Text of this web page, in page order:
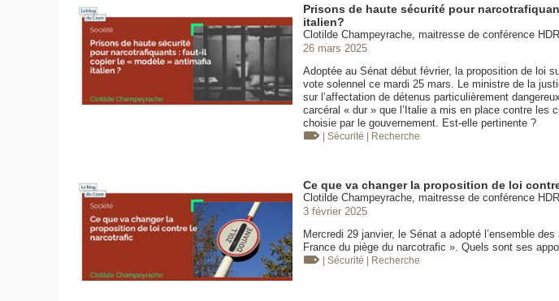
Prisons de haute sécurité pour
italien?
Clotilde Champeyrache, maitresse de conférence
26 mars 2025
Adoptée au Sénat début février, la proposition de loi
vote solennel ce mardi 25 mars. Le ministre de la
sur l’affectation de détenus particulièrement
carcéral « dur » que l’Italie a mis en place contre les
choisie par le gouvernement. Est-elle pertinente ?
| Sécurité | Recherche
Ce que va changer la proposition de loi
Clotilde Champeyrache, maitresse de conférence
3 février 2025
Mercredi 29 janvier, le Sénat a adopté l’ensemble
France du piège du narcotrafic ». Quels sont ses
| Sécurité | Recherche